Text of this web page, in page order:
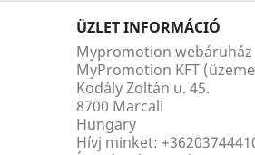
ÜZLET INFORMÁCIÓ
Mypromotion webáruház
MyPromotion KFT
Kodály Zoltán u. 45.
8700 Marcali
Hungary
Hívj minket: